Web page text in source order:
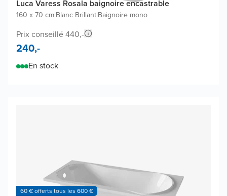
Luca Varess Rosala baignoire encastrable
160 x 70 cm|Blanc Brillant|Baignoire mono
Prix conseillé 440,-
240,-
En stock
60 € offerts tous les 600 €